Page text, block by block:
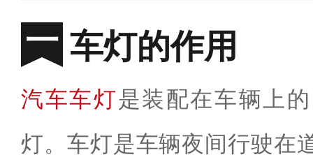
车灯的作用
汽车车灯是装配在车辆上
灯。车灯是车辆夜间行驶在